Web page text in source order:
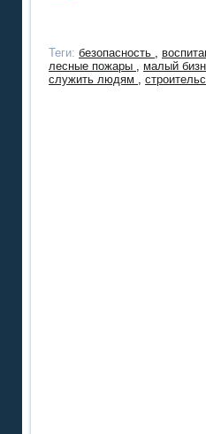
Теги: безопасность ,
лесные пожары , малый
служить людям ,